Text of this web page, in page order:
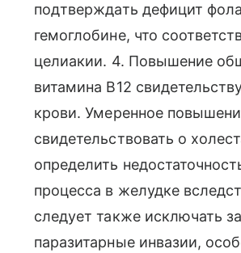
подтверждать дефицит
гемоглобине, что
целиакии. 4. Повышение
витамина В12
крови. Умеренное
свидетельствовать о
определить
процесса в желудке
следует также исключать
паразитарные инвазии,